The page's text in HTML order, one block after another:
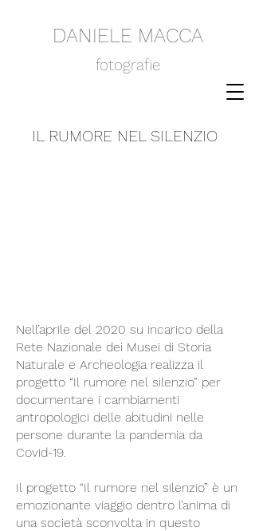
DANIELE MACCA
fotografie
IL RUMORE NEL SILENZIO
Nell’aprile del 2020 su incarico della
Rete Nazionale dei Musei di Storia
Naturale e Archeologia realizza il
progetto “Il rumore nel silenzio” per
documentare i cambiamenti
antropologici delle abitudini nelle
persone durante la pandemia da
Covid-19.
Il progetto “Il rumore nel silenzio” è un
emozionante viaggio dentro l’anima di
una società sconvolta in questo